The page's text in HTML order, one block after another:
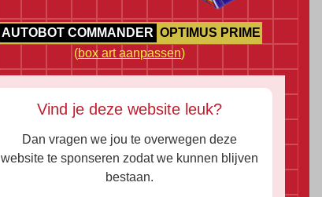
AUTOBOT COMMANDER OPTIMUS PRIME
(box art aanpassen)
Vind je deze website leuk?
Dan vragen we jou te overwegen deze
website te sponseren zodat we kunnen blijven
bestaan.